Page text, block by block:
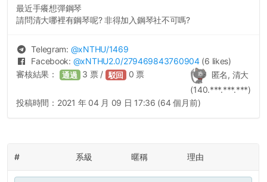
最近手癢想彈鋼琴
請問清大哪裡有鋼琴呢? 非得加入鋼琴社不可嗎?
Telegram: @xNTHU/1469
Facebook: @xNTHU2.0/279469843760904 (6 likes)
匿名, 清大
(140.***.***.***)
審核結果： 通過 3 票 / 駁回 0 票
投稿時間： 2021 年 04 月 09 日 17:36 (64 個月前)
# 系級 暱稱 理由